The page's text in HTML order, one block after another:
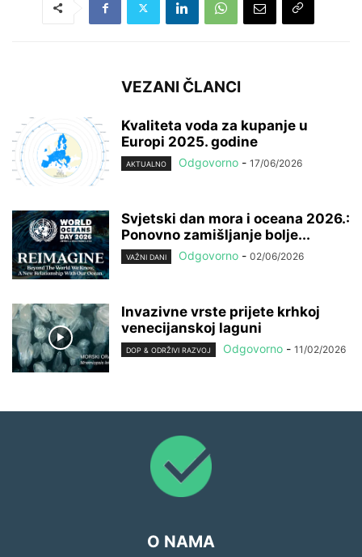
VEZANI ČLANCI
Kvaliteta voda za kupanje u
Europi 2025. godine
AKTUALNO Odgovorno - 17/06/2026
Svjetski dan mora i oceana 2026.:
Ponovno zamišljanje bolje...
VAŽNI DANI Odgovorno - 02/06/2026
Invazivne vrste prijete krhkoj
venecijanskoj laguni
DOP & ODRŽIVI RAZVOJ Odgovorno - 11/02/2026
O NAMA